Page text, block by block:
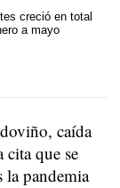
creció en total
a mayo
caída
cita que se
la pandemia